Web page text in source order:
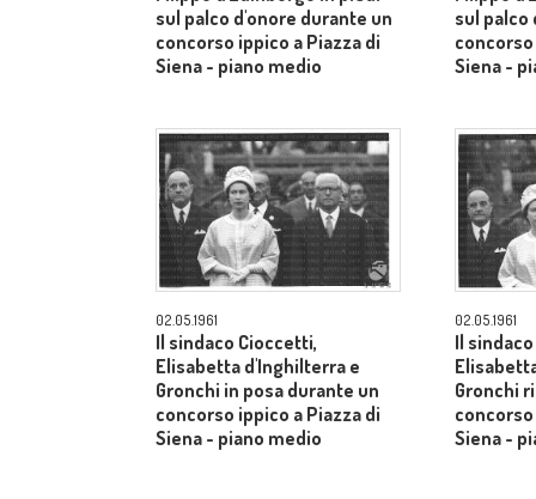
sul palco d'onore durante un
concorso ippico a Piazza di
Siena - piano medio
sul palco
Siena -
02.05.1961
Il sindaco Cioccetti,
Elisabetta d'Inghilterra e
Gronchi in posa durante un
concorso ippico a Piazza di
Siena - piano medio
02.05.1961
Il
Gronchi
Siena -